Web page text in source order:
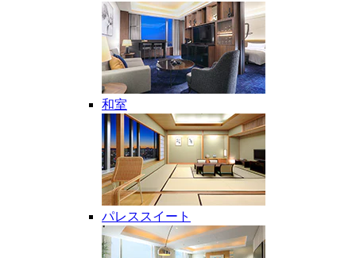
和室
パレススイート